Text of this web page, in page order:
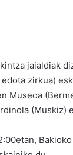
jaialdiak
zirkua)
Museoa
(Muskiz)